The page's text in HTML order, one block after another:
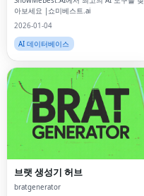
아보세요 |쇼미베스트.ai
2026-01-04
AI 데이터베이스
브랫 생성기 허브
bratgenerator